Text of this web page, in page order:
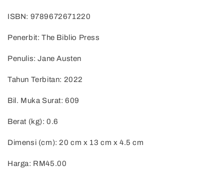
ISBN: 9789672671220
Penerbit: The Biblio Press
Penulis: Jane Austen
Tahun Terbitan: 2022
Bil. Muka Surat: 609
Berat (kg): 0.6
Dimensi (cm): 20 cm x 13 cm x 4.5 cm
Harga: RM45.00